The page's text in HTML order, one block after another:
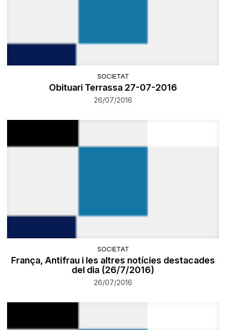
SOCIETAT
Obituari Terrassa 27-07-2016
26/07/2016
SOCIETAT
França, Antifrau i les altres notícies destacades
del dia (26/7/2016)
26/07/2016